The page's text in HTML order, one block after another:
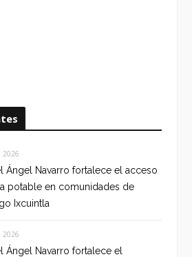
2026
Ángel Navarro fortalece el acceso
potable en comunidades de
Ixcuintla
2026
Ángel Navarro fortalece el